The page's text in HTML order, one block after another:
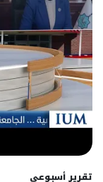
تقرير أسبوعي